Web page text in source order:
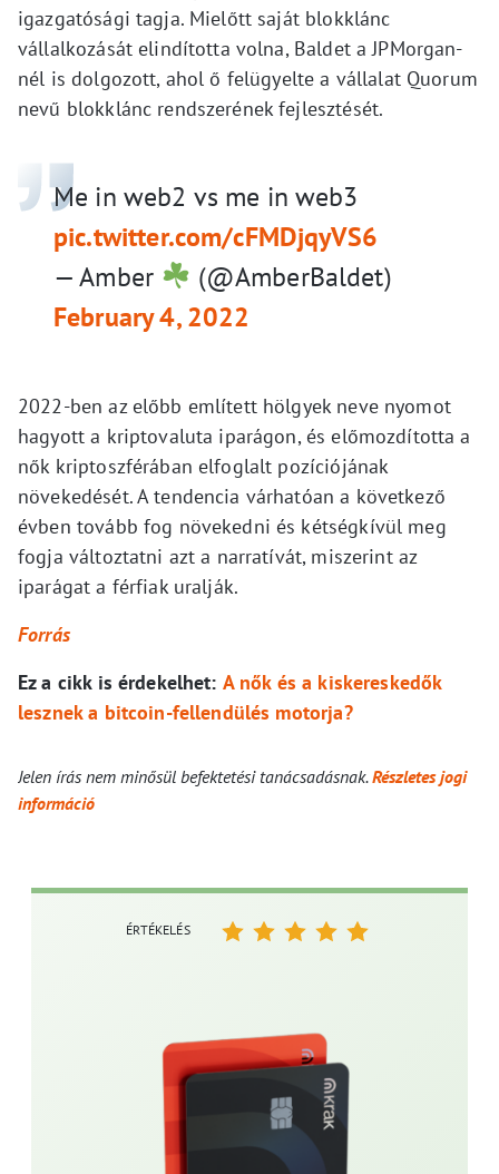
igazgatósági tagja. Mielőtt saját blokklánc
vállalkozását elindította volna, Baldet a JPMorgan-
nél is dolgozott, ahol ő felügyelte a vállalat Quorum
nevű blokklánc rendszerének fejlesztését.
Me in web2 vs me in web3
pic.twitter.com/cFMDjqyVS6
— Amber
(@AmberBaldet)
February 4, 2022
2022-ben az előbb említett hölgyek neve nyomot
hagyott a kriptovaluta iparágon, és előmozdította a
nők kriptoszférában elfoglalt pozíciójának
növekedését. A tendencia várhatóan a következő
évben tovább fog növekedni és kétségkívül meg
fogja változtatni azt a narratívát, miszerint az
iparágat a férfiak uralják.
Forrás
Ez a cikk is érdekelhet: A nők és a kiskereskedők
lesznek a bitcoin-fellendülés motorja?
Jelen írás nem minősül befektetési tanácsadásnak.Részletes jogi
információ
ÉRTÉKELÉS